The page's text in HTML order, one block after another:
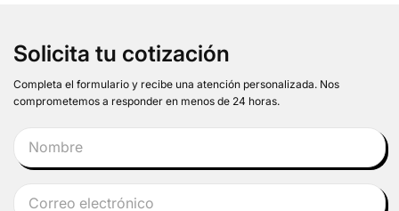
Solicita tu cotización
Completa el formulario y recibe una atención personalizada. Nos
comprometemos a responder en menos de 24 horas.